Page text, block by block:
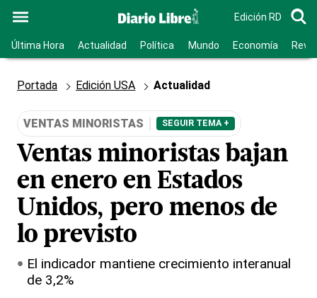
Edición RD
Última Hora Actualidad Política Mundo Economía
Portada Edición USA Actualidad
VENTAS MINORISTAS SEGUIR TEMA +
Ventas minoristas bajan
en enero en Estados
Unidos, pero menos de
lo previsto
El indicador mantiene crecimiento interanual
de 3,2%